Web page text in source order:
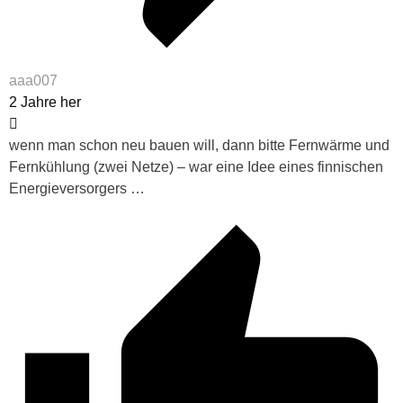
aaa007
2 Jahre her
wenn man schon neu bauen will, dann bitte Fernwärme und
Fernkühlung (zwei Netze) – war eine Idee eines finnischen
Energieversorgers …